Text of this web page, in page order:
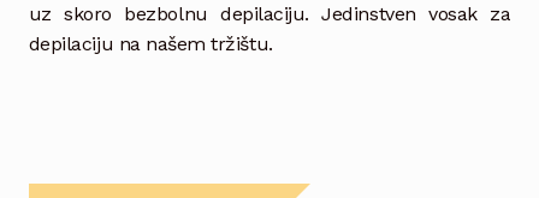
uz skoro bezbolnu depilaciju. Jedinstven vosak za
depilaciju na našem tržištu.